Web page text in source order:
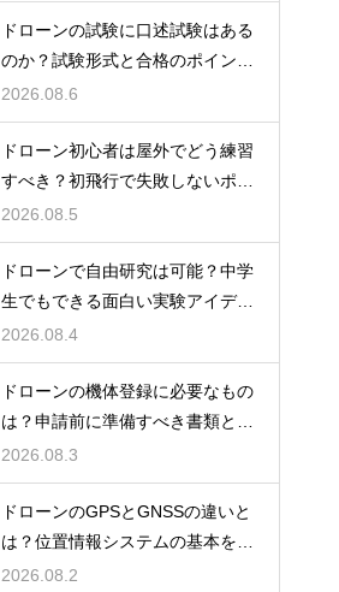
ドローンの試験に口述試験はある
のか？試験形式と合格のポイント
を解説
2026.08.6
ドローン初心者は屋外でどう練習
すべき？初飛行で失敗しないポイ
ント
2026.08.5
ドローンで自由研究は可能？中学
生でもできる面白い実験アイデア
を紹介
2026.08.4
ドローンの機体登録に必要なもの
は？申請前に準備すべき書類と情
報
2026.08.3
ドローンのGPSとGNSSの違いと
は？位置情報システムの基本を解
説
2026.08.2